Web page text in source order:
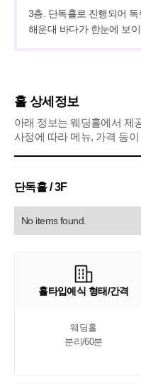
3층. 단독홀로 진행되어
해운대 바다가 한눈에 보
홀 상세정보
아래 정보는 웨딩홀에서 제
사정에 따라 메뉴, 가격 등
단독홀 / 3F
No items found.
홀타입예식 형태/간격
웨딩홀
분리/60분